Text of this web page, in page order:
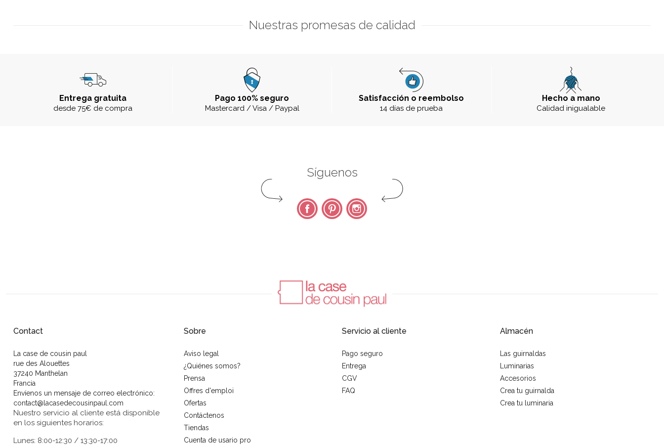
Nuestras promesas de calidad
Entrega gratuita
desde 75€ de compra
Pago 100% seguro
Mastercard / Visa / Paypal
Satisfacción o reembolso
14 días de prueba
Hecho a mano
Calidad inigualable
Síguenos
FacebookPinterest Instagram
Contact
La case de cousin paul
rue des Alouettes
37240 Manthelan
Francia
Envíenos un mensaje de correo electrónico:
contact@lacasedecousinpaul.com
Nuestro servicio al cliente está disponible
en los siguientes horarios:
Lunes: 8:00-12:30 / 13:30-17:00
Sobre
Aviso legal
¿Quiénes somos?
Prensa
Offres d'emploi
Ofertas
Contáctenos
Tiendas
Cuenta de usario pro
Servicio al cliente
Pago seguro
Entrega
CGV
FAQ
Almacén
Las guirnaldas
Luminarias
Accesorios
Crea tu guirnalda
Crea tu luminaria